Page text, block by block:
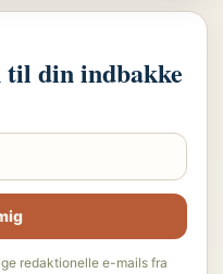
din indbakke
redaktionelle e-mails fra